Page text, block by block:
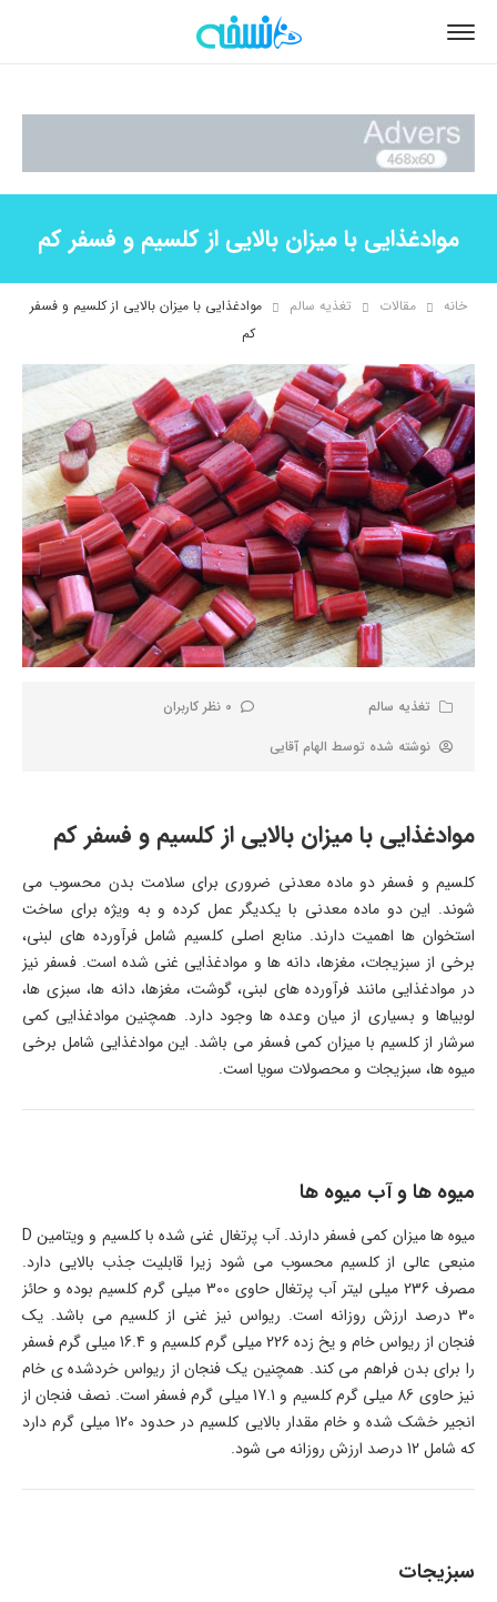
موادغذایی با میزان بالایی از کلسیم و فسفر کم
خانه مقالات تغذیه سالم
موادغذایی با میزان بالایی از کلسیم و فسفر
کم
تغذیه سالم
0 نظر کاربران
نوشته شده توسط الهام آقایی
موادغذایی با میزان بالایی از کلسیم و فسفر کم
کلسیم و فسفر دو ماده معدنی ضروری برای سلامت بدن محسوب می
شوند. این دو ماده معدنی با یکدیگر عمل کرده و به ویژه برای ساخت
استخوان ها اهمیت دارند. منابع اصلی کلسیم شامل فرآورده های لبنی،
برخی از سبزیجات، مغزها، دانه ها و موادغذایی غنی شده است. فسفر نیز
در موادغذایی مانند فرآورده های لبنی، گوشت، مغزها، دانه ها، سبزی ها،
لوبیاها و بسیاری از میان وعده ها وجود دارد. همچنین موادغذایی کمی
سرشار از کلسیم با میزان کمی فسفر می باشد. این موادغذایی شامل برخی
میوه ها، سبزیجات و محصولات سویا است.
میوه ها و آب میوه ها
میوه ها میزان کمی فسفر دارند. آب پرتغال غنی شده با کلسیم و ویتامین D
منبعی عالی از کلسیم محسوب می شود زیرا قابلیت جذب بالایی دارد.
مصرف 236 میلی لیتر آب پرتغال حاوی 300 میلی گرم کلسیم بوده و حائز
30 درصد ارزش روزانه است. ریواس نیز غنی از کلسیم می باشد. یک
فنجان از ریواس خام و یخ زده 226 میلی گرم کلسیم و 16.4 میلی گرم فسفر
را برای بدن فراهم می کند. همچنین یک فنجان از ریواس خردشده ی خام
نیز حاوی 86 میلی گرم کلسیم و 17.1 میلی گرم فسفر است. نصف فنجان از
انجیر خشک شده و خام مقدار بالایی کلسیم در حدود 120 میلی گرم دارد
که شامل 12 درصد ارزش روزانه می شود.
سبزیجات